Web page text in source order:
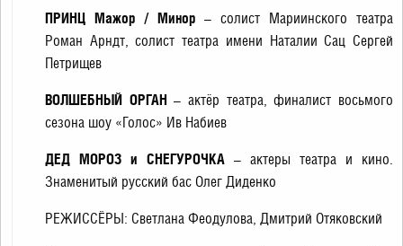
ПРИНЦ Мажор / Минор – солист Мариинского театра
Роман Арндт, солист театра имени Наталии Сац Сергей
Петрищев
ВОЛШЕБНЫЙ ОРГАН – актёр театра, финалист восьмого
сезона шоу «Голос» Ив Набиев
ДЕД МОРОЗ и СНЕГУРОЧКА – актеры театра и кино.
Знаменитый русский бас Олег Диденко
РЕЖИССЁРЫ: Светлана Феодулова, Дмитрий Отяковский